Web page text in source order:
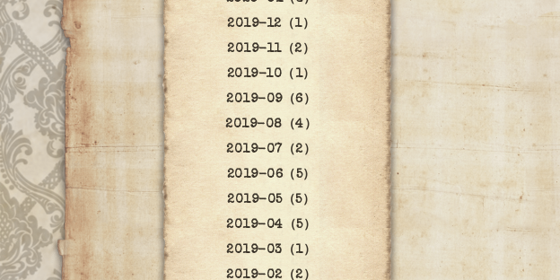
2019-12（1）
2019-11（2）
2019-10（1）
2019-09（6）
2019-08（4）
2019-07（2）
2019-06（5）
2019-05（5）
2019-04（5）
2019-03（1）
2019-02（2）